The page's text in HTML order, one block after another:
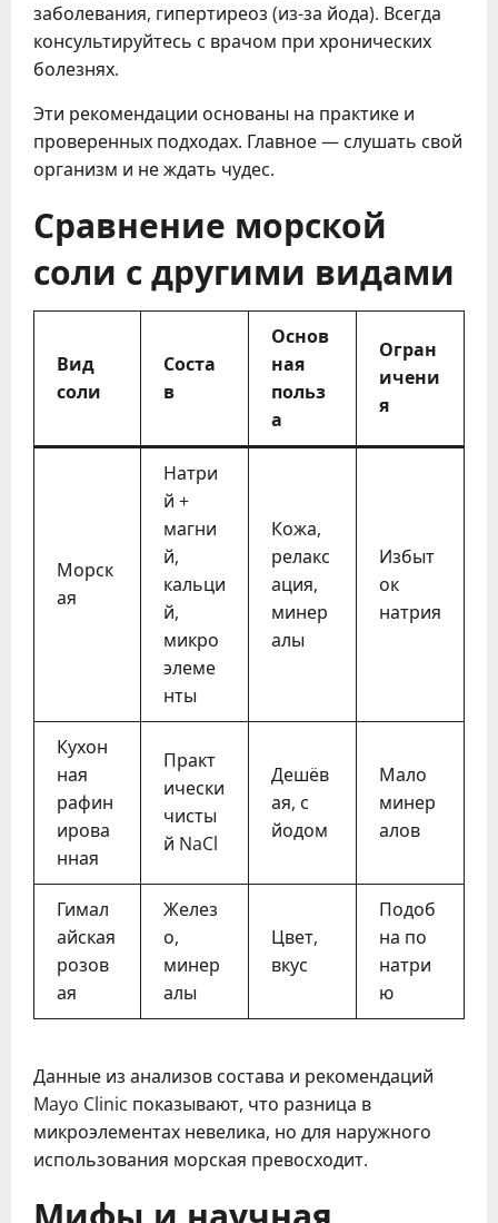
заболевания, гипертиреоз (из-за йода). Всегда
консультируйтесь с врачом при хронических
болезнях.
Эти рекомендации основаны на практике и
проверенных подходах. Главное — слушать свой
организм и не ждать чудес.
Сравнение морской
соли с другими видами
Вид
соли
Соста
в
Основ
ная
польз
а
Огран
ичени
я
Морск
ая
Натри
й +
магни
й,
кальци
й,
микро
элеме
нты
Кожа,
релакс
ация,
минер
алы
Избыт
ок
натрия
Кухон
ная
рафин
ирова
нная
Практ
ически
чисты
й NaCl
Дешёв
ая, с
йодом
Мало
минер
алов
Гимал
айская
розов
ая
Желез
о,
минер
алы
Цвет,
вкус
Подоб
на по
натри
ю
Данные из анализов состава и рекомендаций
Mayo Clinic показывают, что разница в
микроэлементах невелика, но для наружного
использования морская превосходит.